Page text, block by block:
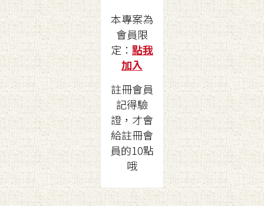
本專案為
會員限
定： 點我
加入
註冊會員
記得驗
證，才會
給註冊會
員的10點
哦